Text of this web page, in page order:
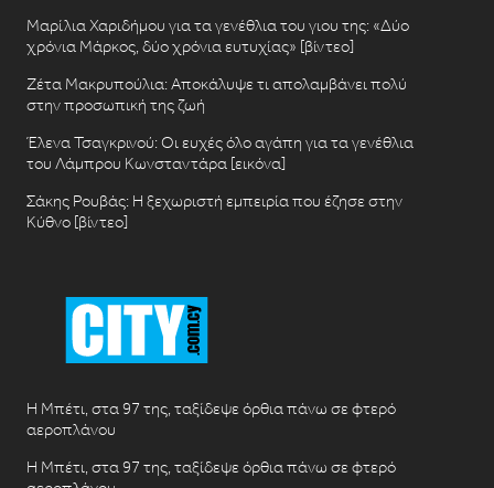
Μαρίλια Χαριδήμου για τα γενέθλια του γιου της: «Δύο
χρόνια Μάρκος, δύο χρόνια ευτυχίας» [βίντεο]
Ζέτα Μακρυπούλια: Αποκάλυψε τι απολαμβάνει πολύ
στην προσωπική της ζωή
Έλενα Τσαγκρινού: Οι ευχές όλο αγάπη για τα γενέθλια
του Λάμπρου Κωνσταντάρα [εικόνα]
Σάκης Ρουβάς: Η ξεχωριστή εμπειρία που έζησε στην
Κύθνο [βίντεο]
Η Μπέτι, στα 97 της, ταξίδεψε όρθια πάνω σε φτερό
αεροπλάνου
Η Μπέτι, στα 97 της, ταξίδεψε όρθια πάνω σε φτερό